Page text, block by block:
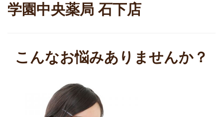
学園中央薬局 石下店
こんなお悩みありませんか？